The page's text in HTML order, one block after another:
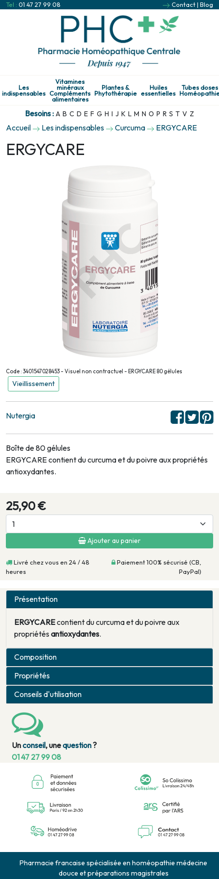
Tel : 01 47 27 99 08 Contact| Blog
Les
indispensables
Vitamines
minéraux
Compléments
alimentaires
Plantes &
Phytothérapie
Huiles
essentielles
Tubes doses
Besoins : A B C D E F G H I J K L M N O P R S T V Z
Accueil Les indispensables Curcuma ERGYCARE
ERGYCARE
Code : 3401547028453 - Visuel non contractuel - ERGYCARE 80 gélules
Vieillissement
Nutergia
Boîte de 80 gélules
ERGYCARE contient du curcuma et du poivre aux propriétés
antioxydantes.
25,90 €
Ajouter au panier
Livré chez vous en 24 / 48
heures
Paiement 100% sécurisé (CB,
PayPal)
Présentation
ERGYCAREcontient du curcuma et du poivre aux
propriétés antioxydantes.
Composition
Propriétés
Conseils d'utilisation
Unconseil, unequestion?
01 47 27 99 08
Pharmacie francaise spécialisée en homéopathie médecine
douce et préparations magistrales